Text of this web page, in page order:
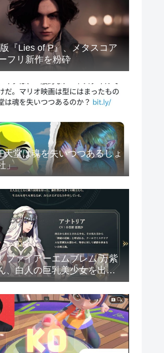
『Lies of P』、メタスコア
フリ新作を粉砕
天堂は魂を失いつつあるしょ
」
ファイアーエムブレム 万紫
、白人の巨乳美少女を出し
www